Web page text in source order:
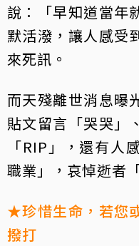
說：「早知道當年
默活潑，讓人感受
來死訊。
而天殘離世消息曝
貼文留言「哭哭」
「RIP」，還有人
職業」，哀悼逝者
★珍惜生命，若您
撥打